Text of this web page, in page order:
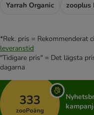
Yarrah Organic
zooplus
*Rek. pris = Rekommenderat
leveranstid
"Tidigare pris" = Det lägsta
dagarna
333
zooPoäng